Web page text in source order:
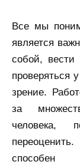
Все мы
является
собой, вести
проверяться
зрение.
за
человека,
способен